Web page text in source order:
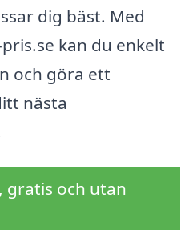
dig bäst. Med
kan du enkelt
och göra ett
nästa
gratis och utan